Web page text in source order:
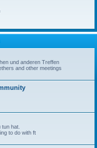
und anderen Treffen
and other meetings
hat.
to do with ft